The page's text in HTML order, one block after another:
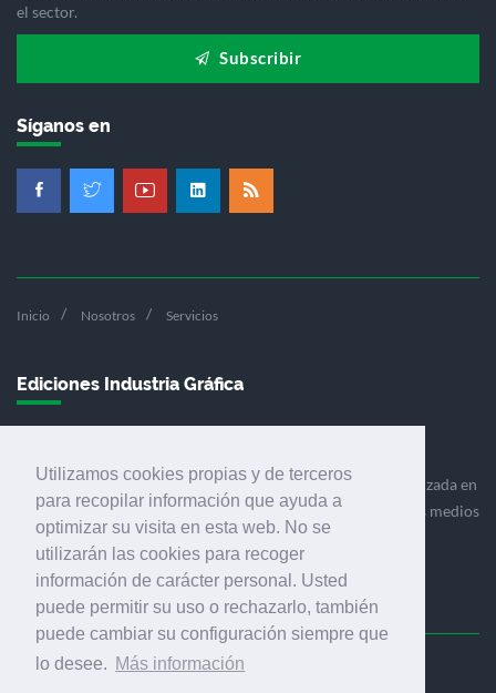
Utilizamos cookies propias y de terceros
para recopilar información que ayuda a
optimizar su visita en esta web. No se
utilizarán las cookies para recoger
información de carácter personal. Usted
puede permitir su uso o rechazarlo, también
puede cambiar su configuración siempre que
lo desee. Más información
el sector.
Subscribir
Síganos en
Inicio Nosotros Servicios
Ediciones Industria Gráfica
Ediciones Industria Gráfica es una empresa editora especializada en
el mercado de la comunicación gráfica que engloba diversos medios
profesionales especializados en el mercado gráfico, la
comunicación visual y el envasado.
Ediciones Industria Gráfica, S.C.P.